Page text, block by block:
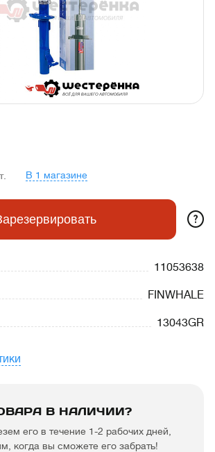
В 1 магазине
?
11053638
FINWHALE
13043GR
В НАЛИЧИИ?
его в течение 1-2 рабочих дней,
когда вы сможете его забрать!